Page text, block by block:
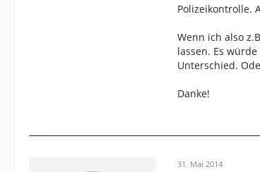
Polizeikontrolle.
Wenn ich also
lassen. Es
Unterschied.
Danke!
31. Mai 2014